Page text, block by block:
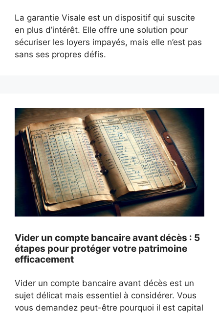
La garantie Visale est un dispositif qui suscite
en plus d’intérêt. Elle offre une solution pour
sécuriser les loyers impayés, mais elle n’est pas
sans ses propres défis.
Vider un compte bancaire avant décès : 5
étapes pour protéger votre patrimoine
efficacement
Vider un compte bancaire avant décès est un
sujet délicat mais essentiel à considérer. Vous
vous demandez peut-être pourquoi il est capital